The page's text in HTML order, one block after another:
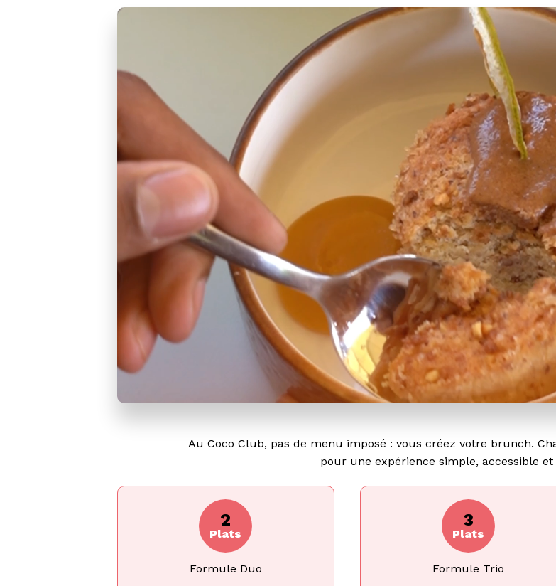
Au Coco Club, pas de menu imposé : vous créez votre brunch.
pour une expérience simple, accessible et
2
Plats
Formule Duo
3
Plats
Formule Trio